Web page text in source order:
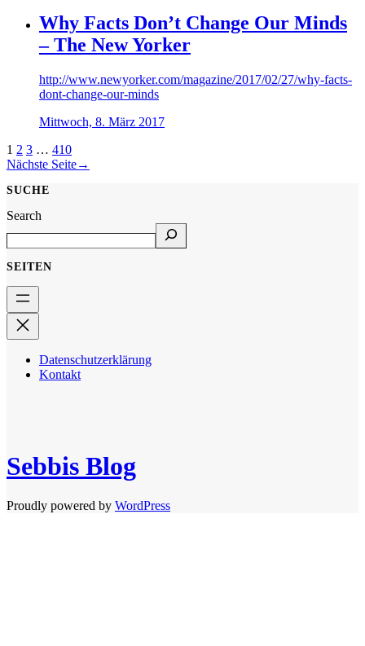
Why Facts Don’t Change Our Minds
– The New Yorker
http://www.newyorker.com/magazine/2017/02/27/why-facts-
dont-change-our-minds
Mittwoch, 8. März 2017
1 2 3 … 410
Nächste Seite→
SUCHE
Search
SEITEN
Datenschutzerklärung
Kontakt
Sebbis Blog
Proudly powered by WordPress